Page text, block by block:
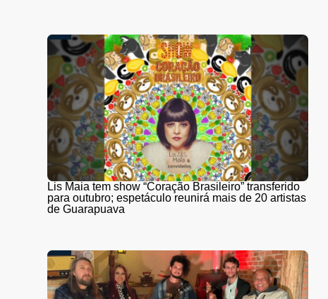
Lis Maia tem show “Coração Brasileiro” transferido
para outubro; espetáculo reunirá mais de 20 artistas
de Guarapuava